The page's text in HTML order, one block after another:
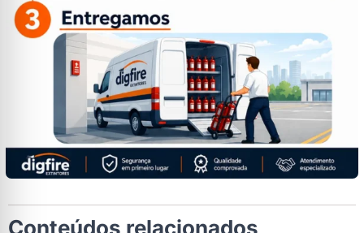
Conteúdos relacionados